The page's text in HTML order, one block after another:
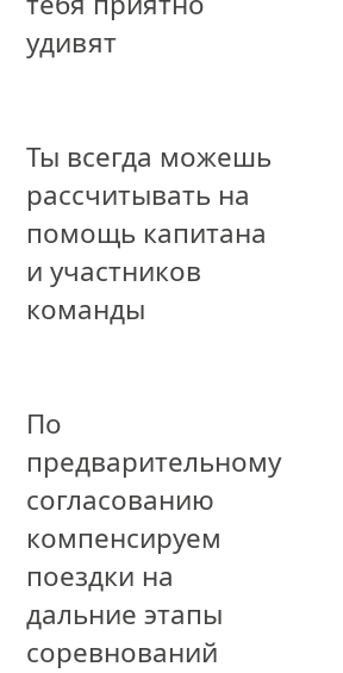
удивят
Ты всегда можешь
рассчитывать на
помощь капитана
и участников
команды
По
предварительному
согласованию
компенсируем
поездки на
дальние этапы
соревнований